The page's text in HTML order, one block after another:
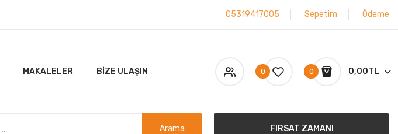
05319417005 Sepetim Ödeme
MAKALELER BIZE ULAŞIN 0 0 0,00TL
Arama FIRSAT ZAMANI